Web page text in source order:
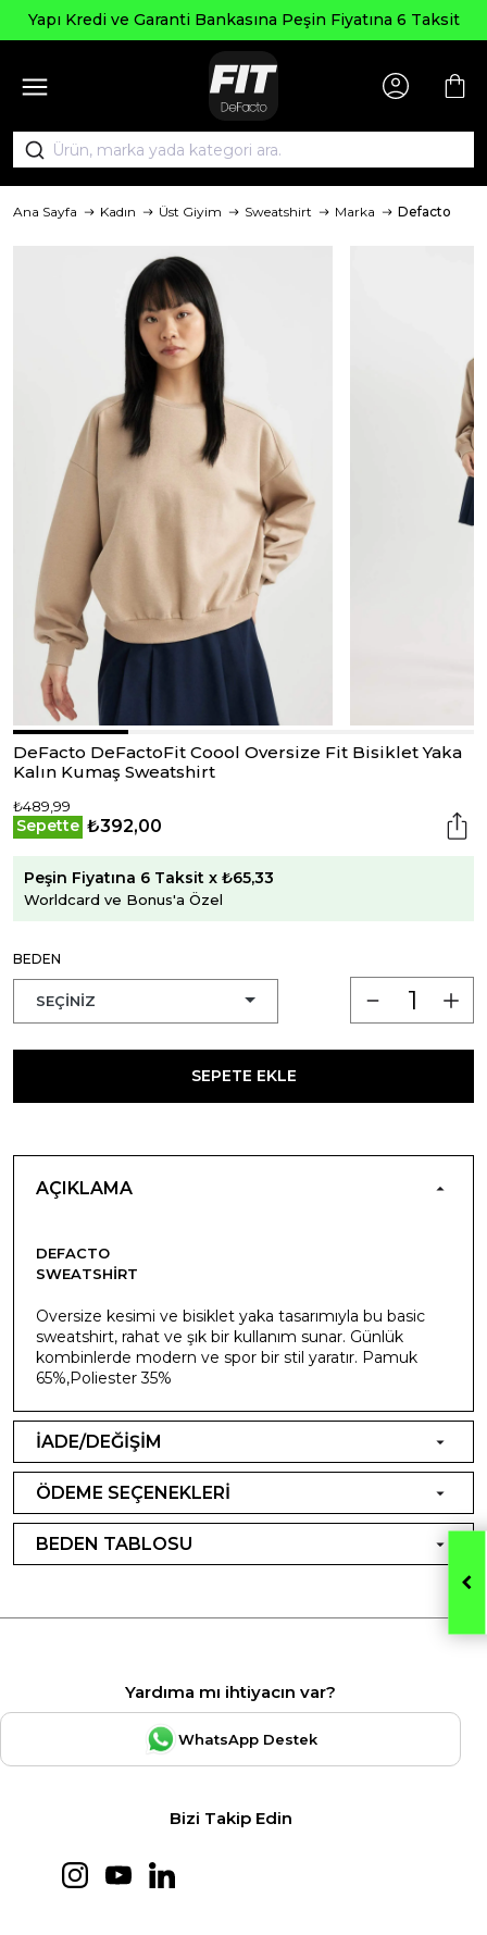
Yapı Kredi ve Garanti Bankasına Peşin Fiyatına 6 Taksit
Ana Sayfa Kadın Üst Giyim Sweatshirt Marka Defacto
DeFacto DeFactoFit Coool Oversize Fit Bisiklet Yaka
Kalın Kumaş Sweatshirt
₺489,99
Sepette ₺392,00
Peşin Fiyatına 6 Taksit x ₺65,33
Worldcard ve Bonus'a Özel
BEDEN
SEPETE EKLE
AÇIKLAMA
DEFACTO
SWEATSHIRT
Oversize kesimi ve bisiklet yaka tasarımıyla bu basic
sweatshirt, rahat ve şık bir kullanım sunar. Günlük
kombinlerde modern ve spor bir stil yaratır. Pamuk
65%,Poliester 35%
İADE/DEĞİŞİM
ÖDEME SEÇENEKLERİ
BEDEN TABLOSU
Yardıma mı ihtiyacın var?
WhatsApp Destek
Bizi Takip Edin